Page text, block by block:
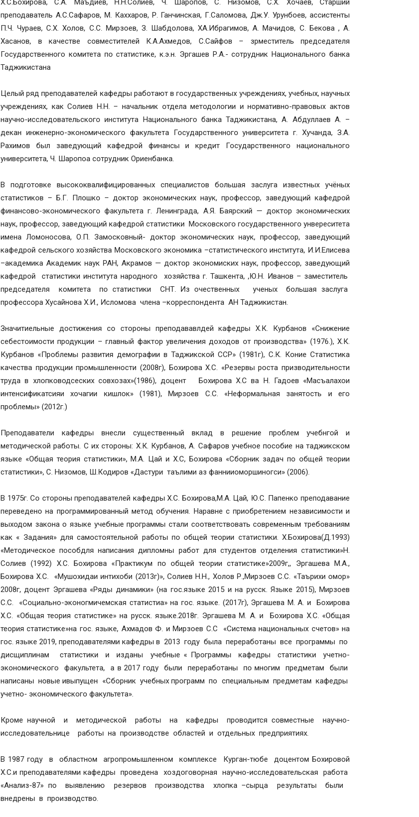
Х.С.Бохирова, С.А. Маъдиев, Н.Н.Солиев, Ч. Шаропов, С. Низомов, С.Х. Хочаев, Старший
преподаватель А.С.Сафаров, М. Каххаров, Р. Ганчинская, Г.Саломова, Дж.У. Урунбоев, ассистенты
П.Ч. Чураев, С.Х. Холов, С.С. Мирзоев, З. Шабдолова, ХА.Ибрагимов, А. Мачидов, С. Бекова , А.
Хасанов, в качестве совместителей К.А.Ахмедов, С.Сайфов – зрместитель председателя
Государственного комитета по статистике, к.э.н. Эргашев Р.А.- сотрудник Национального банка
Таджикистана
Целый ряд преподавателей кафедры работают в государственных учреждениях, учебных, научных
учреждениях, как Солиев Н.Н. – начальник отдела методологии и нормативно-правовых актов
научно-исследовательского института Национального банка Таджикистана, А. Абдуллаев А. –
декан инженерно-экономического факультета Государственного университета г. Хучанда, З.А.
Рахимов был заведующий кафедрой финансы и кредит Государственного национального
университета, Ч. Шаропоа сотрудник Ориенбанка.
В подготовке высококвалифицированных специалистов большая заслуга известных учёных
статистиков – Б.Г. Плошко – доктор экономических наук, профессор, заведующий кафедрой
финансово-экономического факультета г. Ленинграда, А.Я. Баярский — доктор экономических
наук, профессор, заведующий кафедрой статистики Московского государственного унвереситета
имена Ломоносова, О.П. Замосковный- доктор экономических наук, профессор, заведующий
кафедрой сельского хозяйства Московского экономика –статистического института, И.И.Елисева
–академика Академик наук РАН, Акрамов — доктор экономиских наук, профессор, заведующий
кафедрой статистики института народного хозяйства г. Ташкента, ,Ю.Н. Иванов – заместитель
председателя комитета по статистики СНТ. Из очественных ученых большая заслуга
профессора Хусайнова Х.И., Исломова члена –корреспондента АН Таджикистан.
Значитиельные достижения со стороны преподававлдей кафедры Х.К. Курбанов «Снижение
себестоимости продукции – главный фактор увеличения доходов от производства» (1976.), Х.К.
Курбанов «Проблемы развития демографии в Таджикской ССР» (1981г), С.К. Коние Статистика
качества продукции промышленности (2008г), Бохирова Х.С. «Резервы роста призводительности
труда в хлопководсеских совхозах»(1986), доцент Бохирова Х.С ва Н. Гадоев «Масъалахои
интенсификатсияи хочагии кишлок» (1981), Мирзоев С.С. «Неформальная занятость и его
проблемы» (2012г.)
Преподаватели кафедры внесли существенный вклад в решение проблем учебнгой и
методической работы. С их стороны: Х.К. Курбанов, А. Сафаров учебное пособие на таджикском
языке «Общая теория статистики», М.А. Цай и Х.С, Бохирова «Сборник задач по общей теории
статистики», С. Низомов, Ш.Кодиров «Дастури таълими аз фаннииоморшиногси» (2006).
В 1975г. Со стороны преподавателей кафедры Х.С. Бохирова,М.А. Цай, Ю.С. Папенко преподавание
переведено на программированный метод обучения. Наравне с приобретением независимости и
выходом закона о языке учебные программы стали соответствовать современным требованиям
как « Задания» для самостоятельной работы по общей теории статистики. Х.Бохирова(Д.1993)
«Методическое пособдля написания дипломны работ для студентов отделения статистики»Н.
Солиев (1992) Х.С. Бохирова «Практикум по общей теории статистике»2009г,, Эргашева М.А.,
Бохирова Х.С. «Мушохидаи интихоби (2013г)», Солиев Н.Н., Холов Р.,Мирзоев С.С. «Таърихи омор»
2008г, доцент Эргашева «Ряды динамики» (на гос.языке 2015 и на русск. Языке 2015), Мирзоев
С.С. «Социально-эконогмичемская статистиа» на гос. языке. (2017г), Эргашева М. А. и Бохирова
Х.С. «Общая теория статистике» на русск. языке.2018г. Эргашева М. А. и Бохирова Х.С. «Общая
теория статистике»на гос. языке, Ахмадов Ф. и Мирзоев С.С «Система национальных счетов» на
гос. языке 2019, преподавателями кафедры в 2013 году была переработаны все программы по
дисщиплинам статистики и изданы учебные « Программы кафедры статистики учетно-
экономического факультета, а в 2017 году были переработаны по многим предметам были
написаны новые ивыпущен «Сборник учебных программ по специальным предметам кафедры
учетно- экономического факультета».
Кроме научной и методической работы на кафедры проводится совместные научно-
исследовательнице работы на производстве областей и отдельных предприятиях.
В 1987 году в областном агропромышленном комплексе Курган-тюбе доцентом Бохировой
Х.С.и преподавателями кафедры проведена хоздоговорная научно-исследовательская работа
«Анализ-87» по выявлению резервов производства хлопка –сырца результаты были
внедрены в производство.